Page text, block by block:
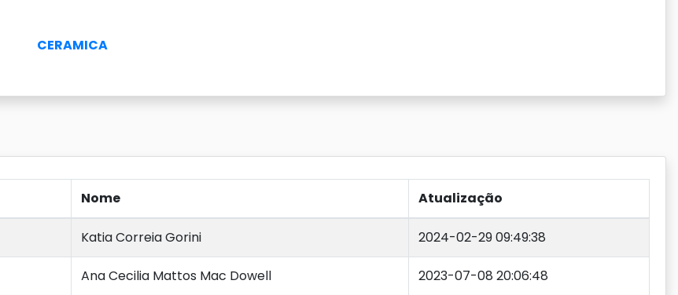
CERAMICA
Nome Atualização
Katia Correia Gorini 2024-02-29 09:49:38
Ana Cecilia Mattos Mac Dowell 2023-07-08 20:06:48